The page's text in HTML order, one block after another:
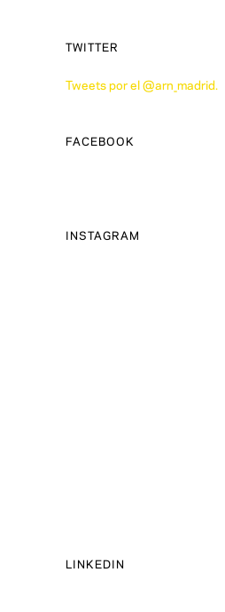
TWITTER
Tweets por el @arn_madrid.
FACEBOOK
INSTAGRAM
LINKEDIN